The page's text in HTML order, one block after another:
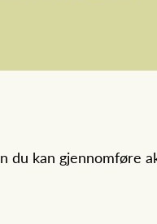
du kan gjennomføre